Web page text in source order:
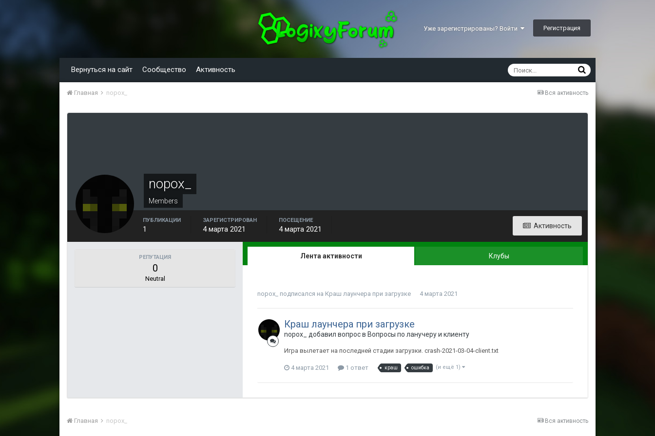
Уже зарегистрированы? Войти Регистрация
Вернуться на сайт Сообщество Активность
Вся активность
Главная nopox_
nopox_
Members
Активность
ПУБЛИКАЦИИ
1
ЗАРЕГИСТРИРОВАН
4 марта 2021
ПОСЕЩЕНИЕ
4 марта 2021
РЕПУТАЦИЯ
0
Neutral
Лента активности Клубы
nopox_ подписался на Краш лаунчера при загрузке 4 марта 2021
Краш лаунчера при загрузке
nopox_ добавил вопрос в Вопросы по ланучеру и клиенту
Игра вылетает на последней стадии загрузки. crash-2021-03-04-client.txt
4 марта 2021 1 ответ краш ошибка (и ещё 1)
Вся активность
Главная nopox_